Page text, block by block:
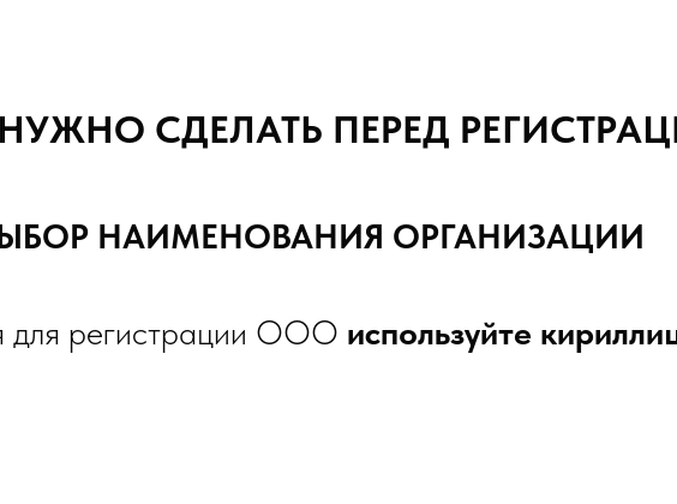
СДЕЛАТЬ ПЕРЕД
НАИМЕНОВАНИЯ ОРГАНИЗАЦИИ
для регистрации ООО используйте